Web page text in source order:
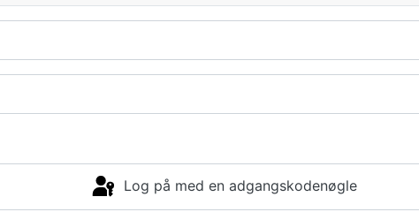
Log på med en adgangskodenøgle